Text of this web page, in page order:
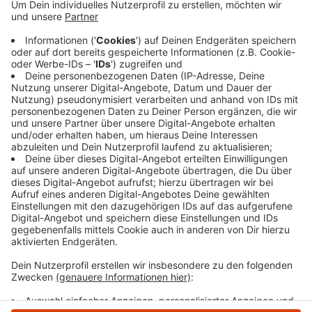
November dieses Jahres (voraussichtlich 27.10.
bis 09.11.25) unter anderem auch in Herdecke und
Witten statt. Die Förderung beträgt
voraussichtlich knapp 8.400 (8.360) Euro.
Insgesamt stellt der RVR in diesem Jahr 145.000
Euro für kulturelle Projekte in der Region bereit.
Veröffentlicht:Freitag, 07.02.2025 06:26
Anzeige
Anzeige